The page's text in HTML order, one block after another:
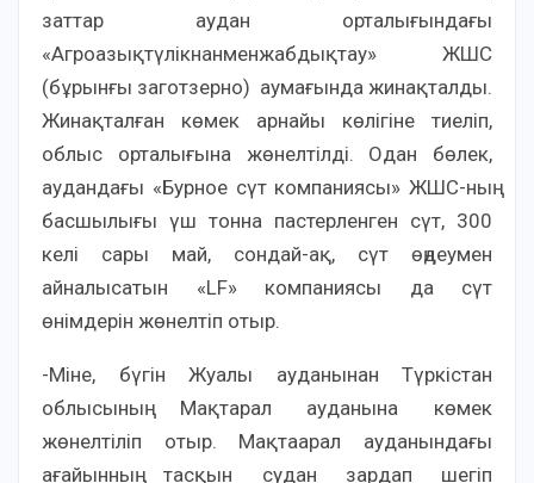
заттар аудан орталығындағы
«Агроазықтүлікнанменжабдықтау» ЖШС
(бұрынғы заготзерно) аумағында жинақталды.
Жинақталған көмек арнайы көлігіне тиеліп,
облыс орталығына жөнелтілді. Одан бөлек,
аудандағы «Бурное сүт компаниясы» ЖШС-ның
басшылығы үш тонна пастерленген сүт, 300
келі сары май, сондай-ақ, сүт өңдеумен
айналысатын «LF» компаниясы да сүт
өнімдерін жөнелтіп отыр.
-Міне, бүгін Жуалы ауданынан Түркістан
облысының Мақтарал ауданына көмек
жөнелтіліп отыр. Мақтаарал ауданындағы
ағайынның тасқын судан зардап шегіп